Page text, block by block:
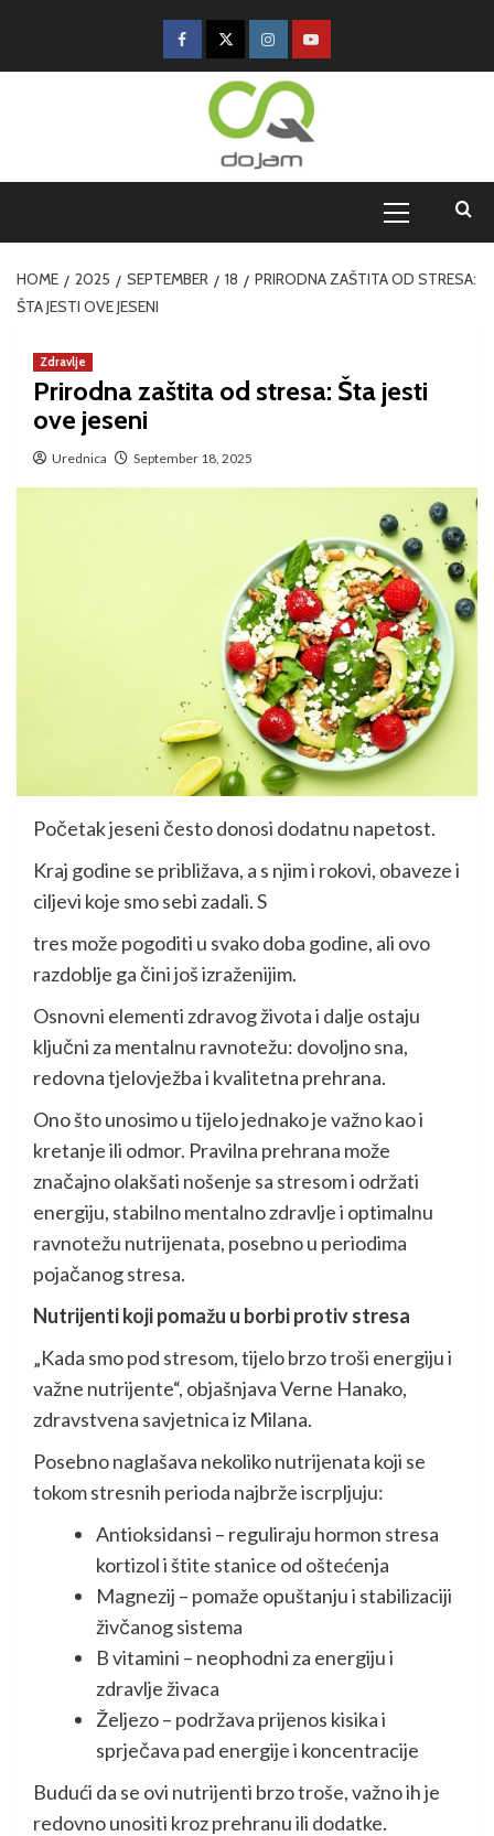
HOME 2025 SEPTEMBER 18
PRIRODNA ZAŠTITA OD STRESA:
ŠTA JESTI OVE JESENI
Zdravlje
Prirodna zaštita od stresa: Šta jesti
ove jeseni
Urednica September 18, 2025
Početak jeseni često donosi dodatnu napetost.
Kraj godine se približava, a s njim i rokovi, obaveze i
ciljevi koje smo sebi zadali. S
tres može pogoditi u svako doba godine, ali ovo
razdoblje ga čini još izraženijim.
Osnovni elementi zdravog života i dalje ostaju
ključni za mentalnu ravnotežu: dovoljno sna,
redovna tjelovježba i kvalitetna prehrana.
Ono što unosimo u tijelo jednako je važno kao i
kretanje ili odmor. Pravilna prehrana može
značajno olakšati nošenje sa stresom i održati
energiju, stabilno mentalno zdravlje i optimalnu
ravnotežu nutrijenata, posebno u periodima
pojačanog stresa.
Nutrijenti koji pomažu u borbi protiv stresa
„Kada smo pod stresom, tijelo brzo troši energiju i
važne nutrijente“, objašnjava Verne Hanako,
zdravstvena savjetnica iz Milana.
Posebno naglašava nekoliko nutrijenata koji se
tokom stresnih perioda najbrže iscrpljuju:
Antioksidansi – reguliraju hormon stresa
kortizol i štite stanice od oštećenja
Magnezij – pomaže opuštanju i stabilizaciji
živčanog sistema
B vitamini – neophodni za energiju i
zdravlje živaca
Željezo – podržava prijenos kisika i
sprječava pad energije i koncentracije
Budući da se ovi nutrijenti brzo troše, važno ih je
redovno unositi kroz prehranu ili dodatke.